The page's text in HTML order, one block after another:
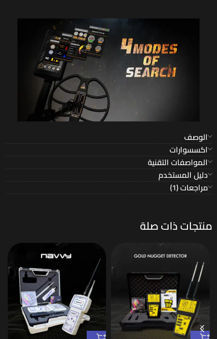
الوصف
اكسسوارات
المواصفات التقنية
دليل المستخدم
مراجعات (1)
منتجات ذات صلة